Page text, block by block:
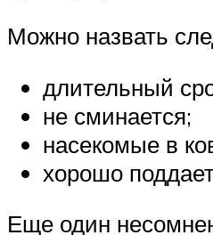
Можно назвать
длительный
не сминается;
насекомые в
хорошо
Еще один